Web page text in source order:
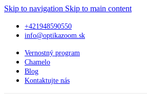
Skip to navigation Skip to main content
+421948590550
info@optikazoom.sk
Vernostný program
Chamelo
Blog
Kontaktujte nás